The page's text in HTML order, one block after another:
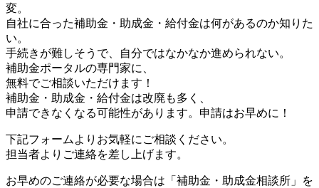
変。
自社に合った補助金・助成金・給付金は何があるのか知りた
い。
手続きが難しそうで、自分ではなかなか進められない。
補助金ポータルの専門家に、
無料でご相談いただけます！
補助金・助成金・給付金は改廃も多く、
申請できなくなる可能性があります。申請はお早めに！
下記フォームよりお気軽にご相談ください。
担当者よりご連絡を差し上げます。
お早めのご連絡が必要な場合は「補助金・助成金相談所」を